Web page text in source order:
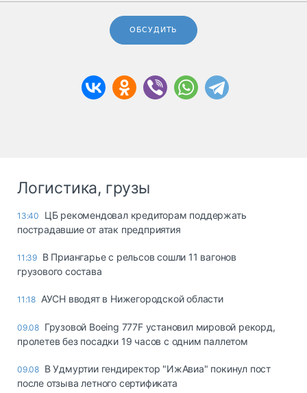
ОБСУДИТЬ
Логистика, грузы
13:40
ЦБ рекомендовал кредиторам поддержать
пострадавшие от атак предприятия
11:39 В Приангарье с рельсов сошли 11 вагонов
грузового состава
11:18 АУСН вводят в Нижегородской области
09.08 Грузовой Boeing 777F установил мировой рекорд,
пролетев без посадки 19 часов с одним паллетом
09.08 В Удмуртии гендиректор "ИжАвиа" покинул пост
после отзыва летного сертификата